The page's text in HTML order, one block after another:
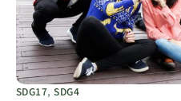
SDG17,SDG4